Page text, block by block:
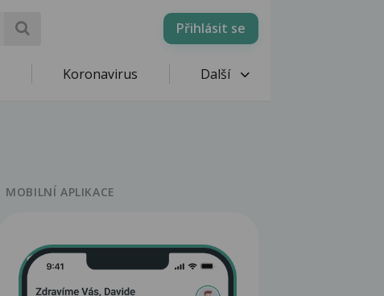
Přihlásit se
Koronavirus Další
MOBILNÍ APLIKACE